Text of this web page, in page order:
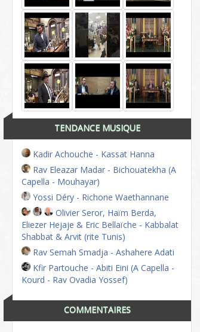
TENDANCE MUSIQUE
Kadir Achouche - Kassat Hanna
Rav Eleazar Madar - Bichouatekha (A
Capella - Mouhayar)
Yossi Déry - Richone Waethannane
Olivier Seror, Haïm Berda,
Eliezer Hejaje & Eric Bellaïche - Kabbalat
Shabbat & Arvit (rite Tunis)
Rav Semah Smadja - Ashahere Adati
Kfir Partouche - Abiti Eini (A Capella -
Kourd - Rav Ovadia Yossef)
COMMENTAIRES